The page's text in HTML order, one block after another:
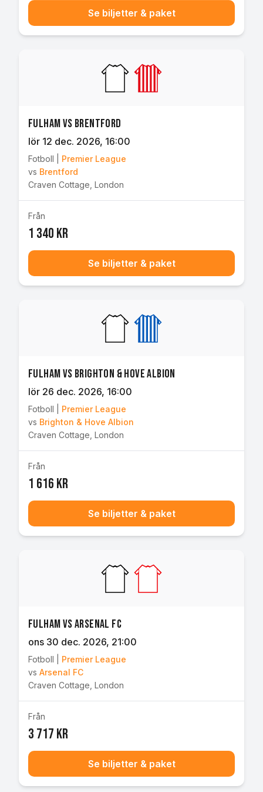
Se biljetter & paket
Fulham vs Brentford
lör 12 dec. 2026, 16:00
Fotboll
Premier League
vs Brentford
Craven Cottage London
Från
1 340 kr
Se biljetter & paket
Fulham vs Brighton & Hove Albion
lör 26 dec. 2026, 16:00
Fotboll
Premier League
vs Brighton & Hove Albion
Craven Cottage London
Från
1 616 kr
Se biljetter & paket
Fulham vs Arsenal FC
ons 30 dec. 2026, 21:00
Fotboll
Premier League
vs Arsenal FC
Craven Cottage London
Från
3 717 kr
Se biljetter & paket